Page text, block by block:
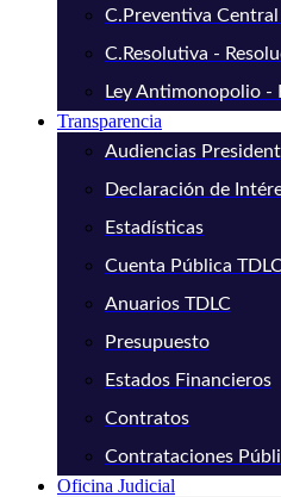
C.Preventiva
C.Resolutiva -
Ley Antimonopolio -
Transparencia
Audiencias
Declaración de
Estadísticas
Cuenta Pública
Anuarios TDLC
Presupuesto
Estados Financieros
Contratos
Contrataciones
Oficina Judicial